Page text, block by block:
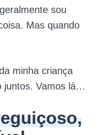
sou
Mas quando
minha criança
juntos. Vamos lá…